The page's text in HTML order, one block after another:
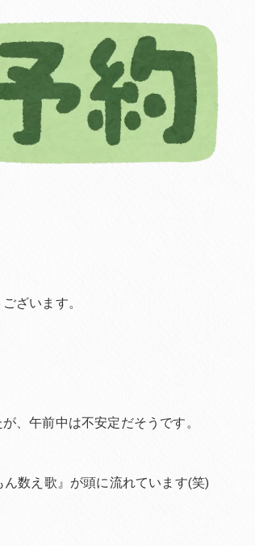
ざいます。
、午前中は不安定だそうです。
数え歌』が頭に流れています(笑)